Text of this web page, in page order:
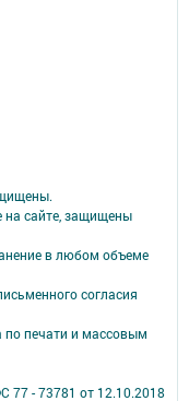
сайте, защищены
в любом объеме
согласия
по печати и массовым
- 73781 от 12.10.2018